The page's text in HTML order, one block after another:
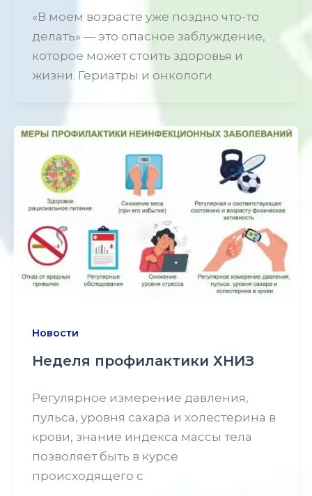
«В моем возрасте уже поздно что-то
делать» — это опасное заблуждение,
которое может стоить здоровья и
жизни. Гериатры и онкологи
Новости
Неделя профилактики ХНИЗ
Регулярное измерение давления,
пульса, уровня сахара и холестерина в
крови, знание индекса массы тела
позволяет быть в курсе
происходящего с